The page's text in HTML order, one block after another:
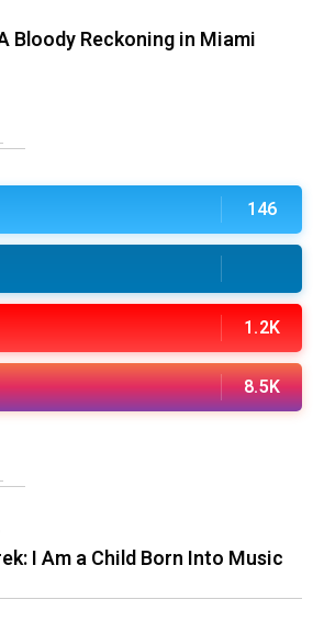
Bloody Reckoning in Miami
146
1.2K
8.5K
I Am a Child Born Into Music